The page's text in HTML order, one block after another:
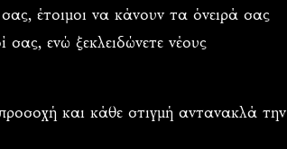
έτοιμοι να κάνουν τα όνειρά σας
ενώ ξεκλειδώνετε νέους
και κάθε στιγμή αντανακλά την